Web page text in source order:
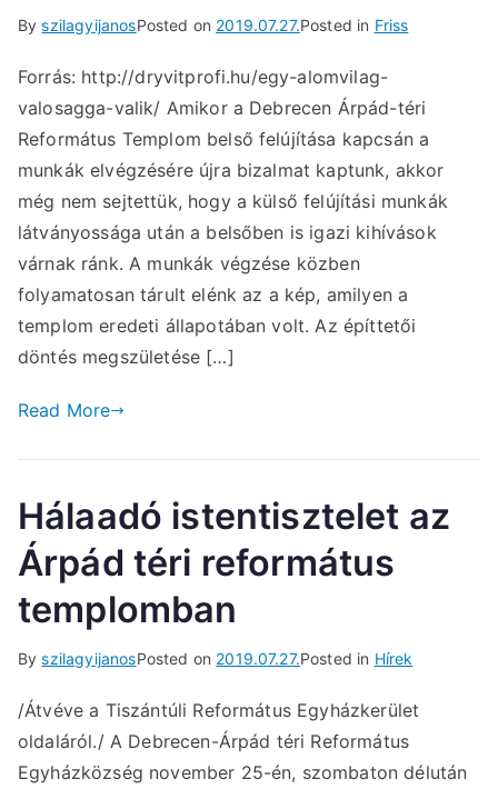
ByszilagyijanosPosted on 2019.07.27.Posted in Friss
Forrás: http://dryvitprofi.hu/egy-alomvilag-
valosagga-valik/ Amikor a Debrecen Árpád-téri
Református Templom belső felújítása kapcsán a
munkák elvégzésére újra bizalmat kaptunk, akkor
még nem sejtettük, hogy a külső felújítási munkák
látványossága után a belsőben is igazi kihívások
várnak ránk. A munkák végzése közben
folyamatosan tárult elénk az a kép, amilyen a
templom eredeti állapotában volt. Az építtetői
döntés megszületése […]
Read More
Hálaadó istentisztelet az
Árpád téri református
templomban
ByszilagyijanosPosted on 2019.07.27.Posted in Hírek
/Átvéve a Tiszántúli Református Egyházkerület
oldaláról./ A Debrecen-Árpád téri Református
Egyházközség november 25-én, szombaton délután